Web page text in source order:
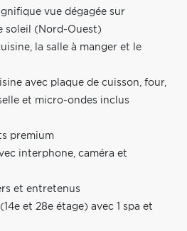
vue dégagée sur
soleil (Nord-Ouest)
la salle à manger et le
avec plaque de cuisson, four,
et micro-ondes inclus
premium
interphone, caméra et
et entretenus
et 28e étage) avec 1 spa et